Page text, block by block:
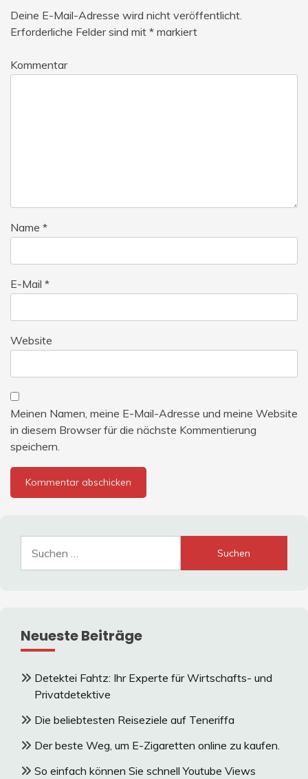
Deine E-Mail-Adresse wird nicht veröffentlicht.
Erforderliche Felder sind mit * markiert
Kommentar
Name *
E-Mail *
Website
Meinen Namen, meine E-Mail-Adresse und meine Website
in diesem Browser für die nächste Kommentierung
speichern.
nach:
Neueste Beiträge
Detektei Fahtz: Ihr Experte für Wirtschafts- und
Privatdetektive
Die beliebtesten Reiseziele auf Teneriffa
Der beste Weg, um E-Zigaretten online zu kaufen.
So einfach können Sie schnell Youtube Views